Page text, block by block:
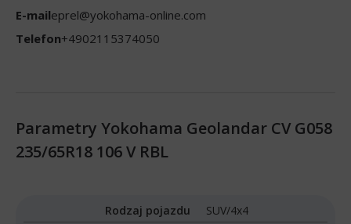
E-maileprel@yokohama-online.com
Telefon+4902115374050
Parametry Yokohama Geolandar CV G058
235/65R18 106 V RBL
Rodzaj pojazdu
SUV/4x4